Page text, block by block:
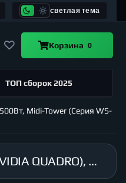
светлая тема
Корзина 0
ТОП сборок 2025
Midi-Tower (Серия WS-
Рабочая станция GANSOR-961778 Intel i9-10920X 3.5 ГГц, X299, 32Гб 2666 МГц, SSD 120Гб, HDD 2Тб, RTX 4000 8Гб (NVIDIA QUADRO), 500Вт, Midi-Tower (Серия WS-ADVANCED)